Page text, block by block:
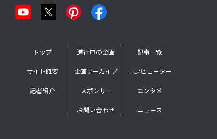
トップ
サイト概要
記者紹介
進行中の企画
企画アーカイブ
スポンサー
お問い合わせ
記事一覧
コンピューター
エンタメ
ニュース